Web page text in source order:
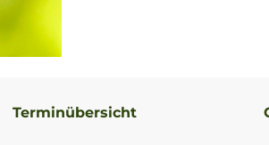
Terminübersicht